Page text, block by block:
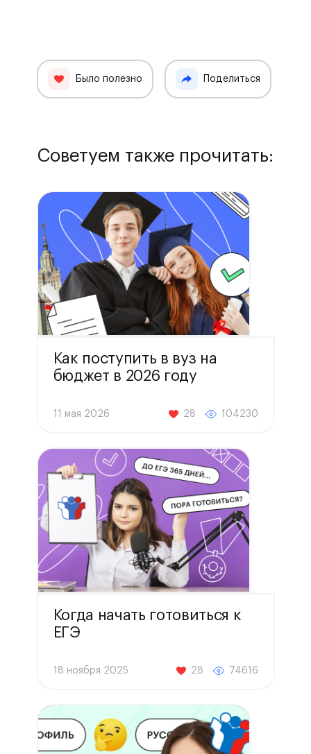
Было полезно Поделиться
Советуем также прочитать:
Как поступить в вуз на
бюджет в 2026 году
11 мая 2026 28 104230
Когда начать готовиться к
ЕГЭ
18 ноября 2025 28 74616